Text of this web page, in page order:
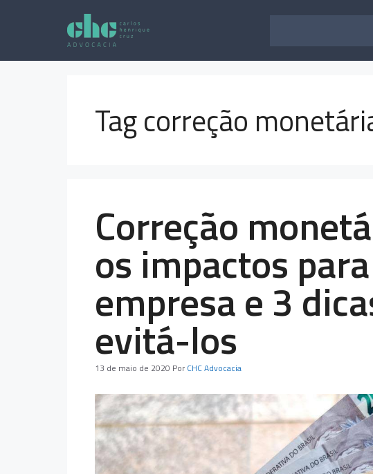
Tag correção
Correção
os impactos
empresa e 3
evitá-los
13 de maio de 2020 Por CHC Advocacia